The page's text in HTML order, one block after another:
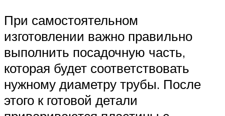
При самостоятельном
изготовлении важно правильно
выполнить посадочную часть,
которая будет соответствовать
нужному диаметру трубы. После
этого к готовой детали